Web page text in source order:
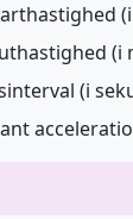
(i
(i